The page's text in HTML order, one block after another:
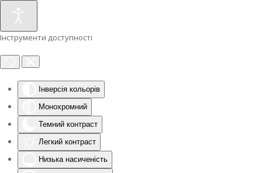
Інструменти доступності
Інверсія кольорів
Монохромний
Темний контраст
Легкий контраст
Низька насиченість